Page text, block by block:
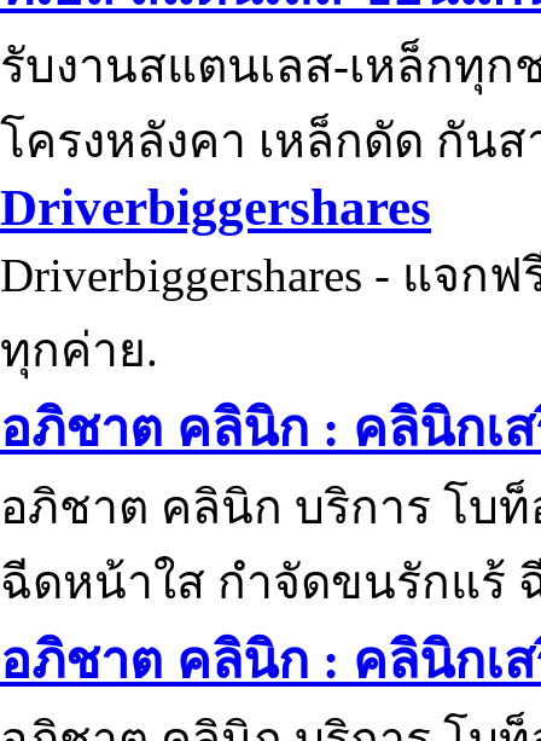
รับงานสแตนเลส-เหล็กทุ
โครงหลังคา เหล็กดัด กัน
Driverbiggershares
Driverbiggershares - แจก
ทุกค่าย.
อภิชาต คลินิก : คลินิกเ
อภิชาต คลินิก บริการ โบ
ฉีดหน้าใส กำจัดขนรักแร้
อภิชาต คลินิก : คลินิกเ